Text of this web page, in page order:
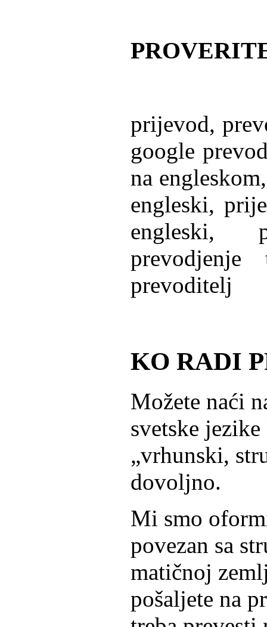
prijevod,
google
na
engleski,
engleski,
prevoditelj
KO RADI
Možete naći
svetske
„vrhunski,
dovoljno.
Mi smo
povezan sa
matičnoj
pošaljete na